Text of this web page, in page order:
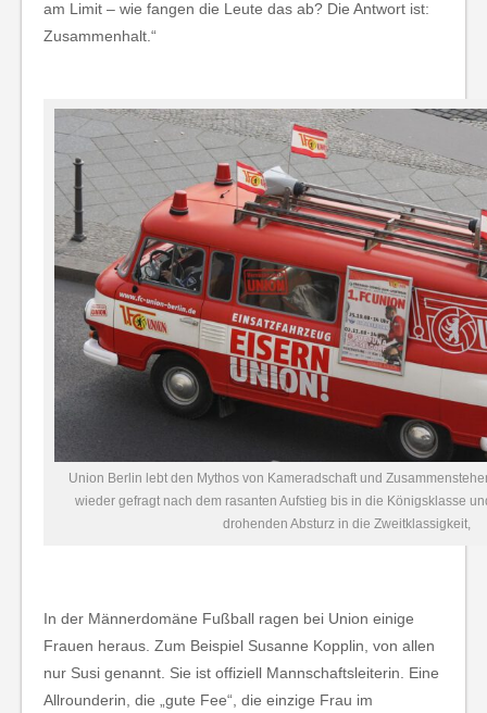
am Limit – wie fangen die Leute das ab? Die Antwort ist:
Zusammenhalt.“
Union Berlin lebt den Mythos von Kameradschaft und
wieder gefragt nach dem rasanten Aufstieg bis in die Königsklasse
drohenden Absturz in die Zweitklassigkeit,
In der Männerdomäne Fußball ragen bei Union einige
Frauen heraus. Zum Beispiel Susanne Kopplin, von allen
nur Susi genannt. Sie ist offiziell Mannschaftsleiterin. Eine
Allrounderin, die „gute Fee“, die einzige Frau im